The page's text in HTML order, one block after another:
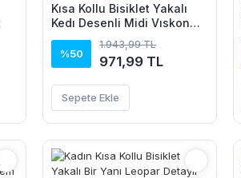
Kısa Kollu Bisiklet Yakalı
Kedı Desenli Midi Vıskon
Elbise
%50
1.943,99 TL
971,99 TL
Sepete Ekle